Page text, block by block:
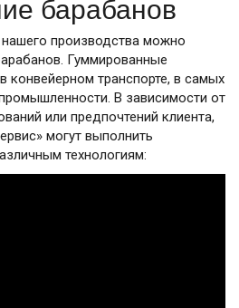
производства можно
Гуммированные
конвейерном транспорте, в самых
В зависимости от
или предпочтений клиента,
могут выполнить
технологиям: